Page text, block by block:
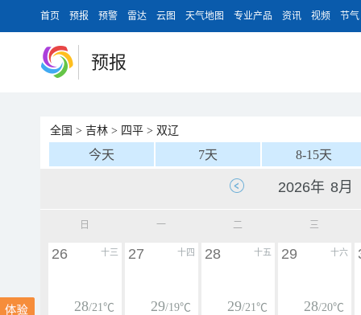
首页 预报 预警 雷达 云图 天气地图 专业产品 资讯 视频 节气
预报
全国 > 吉林 > 四平 > 双辽
今天 7天 8-15天
日 一 二 三
十三
26
28/21℃
十四
27
29/19℃
十五
28
29/21℃
十六
29
28/20℃